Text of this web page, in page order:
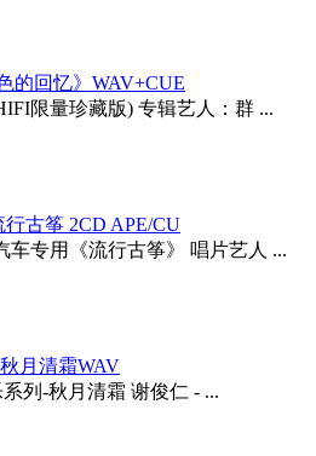
的回忆》WAV+CUE
限量珍藏版) 专辑艺人：群 ...
古筝 2CD APE/CU
车专用《流行古筝》 唱片艺人 ...
月清霜WAV
列-秋月清霜 谢俊仁 - ...